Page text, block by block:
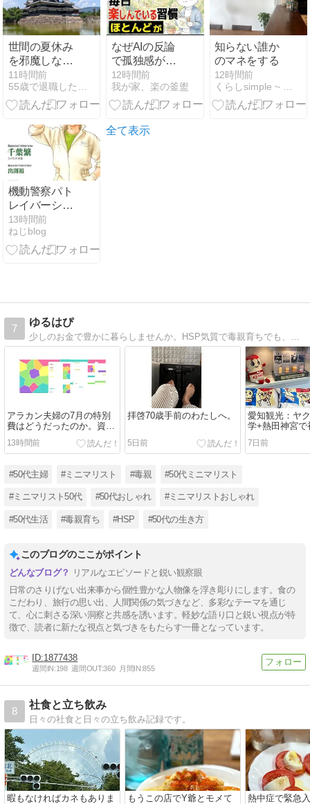
世間の夏休み
を邪魔しない
暮らし（夏休
みしか休めな
い人を優先と
11時間前
55歳で退職したおじさんのブログ
なぜAIの反論
で孤独感が生
じるのか？
12時間前
我が家、楽の釜盥
知らない誰か
のマネをする
12時間前
くらしsimple ~ 毎日がご機嫌で豊かな私であるために。
機動警察パト
レイバーシバ
シゲオぴあ
13時間前
ねじblog
全て表示
7
ゆるはぴ
少しのお金で豊かに暮らしませんか。HSP気質で毒親育ちでも、ミニマリストな生活に出会って 幸せ感が満載になりました。ハッピーに生きるための情報や50代のミニマリストな生活や毒親から解放される方法などを発信しています。
アラカン夫婦の7月の特別
費はどうだったのか。資産
表も更新しました。
13時間前
拝啓70歳手前のわたしへ。
5日前
愛知観光：ヤ
学+熱田神宮で
7日前
#50代主婦 #ミニマリスト #毒親 #50代ミニマリスト
#ミニマリスト50代 #50代おしゃれ #ミニマリストおしゃれ
#50代生活 #毒親育ち #HSP #50代の生き方
このブログのここがポイント
リアルなエピソードと鋭い観察眼
日常のさりげない出来事から個性豊かな人物像を浮き彫りにします。食の
こだわり、旅行の思い出、人間関係の気づきなど、多彩なテーマを通じ
て、心に刺さる深い洞察と共感を誘います。軽妙な語り口と鋭い視点が特
徴で、読者に新たな視点と気づきをもたらす一冊となっています。
1877438
週間IN:198 週間OUT:360 月間IN:855
8
社食と立ち飲み
日々の社食と日々の立ち飲み記録です。
暇もなければカネもありま もうこの店でY爺とモメて 熱中症で緊急